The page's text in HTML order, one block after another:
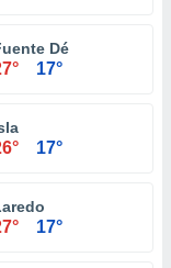
Dé
17°
17°
17°